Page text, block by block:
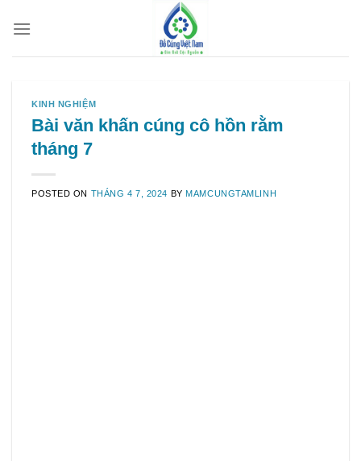
KINH NGHIỆM
Bài văn khấn cúng cô hồn rằm
tháng 7
POSTED ON THÁNG 4 7, 2024 BYMAMCUNGTAMLINH